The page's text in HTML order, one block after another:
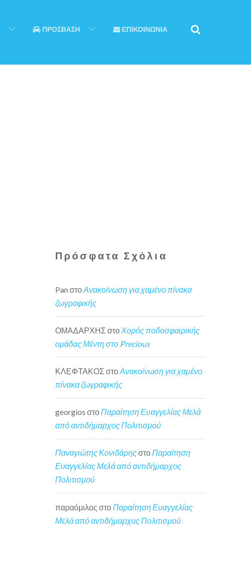
ΠΡΟΣΒΑΣΗ ΕΠΙΚΟΙΝΩΝΙΑ
Πρόσφατα Σχόλια
Pan στοΑνακοίνωση για χαμένο πίνακα
ζωγραφικής
ΟΜΑΔΑΡΧΗΣ στο Χορός ποδοσφαιρικής
ομάδας Μέντη στο Precious
ΚΛΕΦΤΑΚΟΣ στοΑνακοίνωση για χαμένο
πίνακα ζωγραφικής
georgios στοΠαραίτηση Ευαγγελίας Μελά
από αντιδήμαρχος Πολιτισμού
Παναγιώτης ΚονιδάρηςστοΠαραίτηση
Ευαγγελίας Μελά από αντιδήμαρχος
Πολιτισμού
παραόμιλος στο Παραίτηση Ευαγγελίας
Μελά από αντιδήμαρχος Πολιτισμού